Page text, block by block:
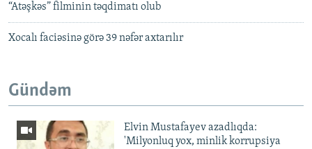
“Atəşkəs” filminin təqdimatı olub
Xocalı faciəsinə görə 39 nəfər axtarılır
Gündəm
Elvin Mustafayev azadlıqda:
'Milyonluq yox, minlik korrupsiya